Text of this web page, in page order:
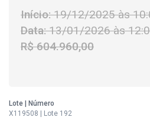
Início:19/12/2025 às
Data:13/01/2026 às
R$ 604.960,00
Lote | Número
X119508 | Lote 192